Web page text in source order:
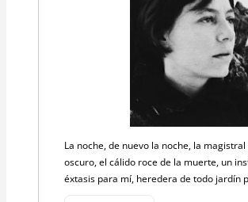
La noche, de nuevo la noche, la
oscuro, el cálido roce de la muerte, un
éxtasis para mí, heredera de todo jardín